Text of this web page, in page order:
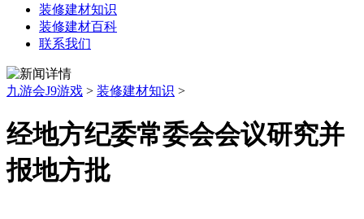
装修建材知识
装修建材百科
联系我们
九游会J9游戏 > 装修建材知识 >
经地方纪委常委会会议研究并
报地方批